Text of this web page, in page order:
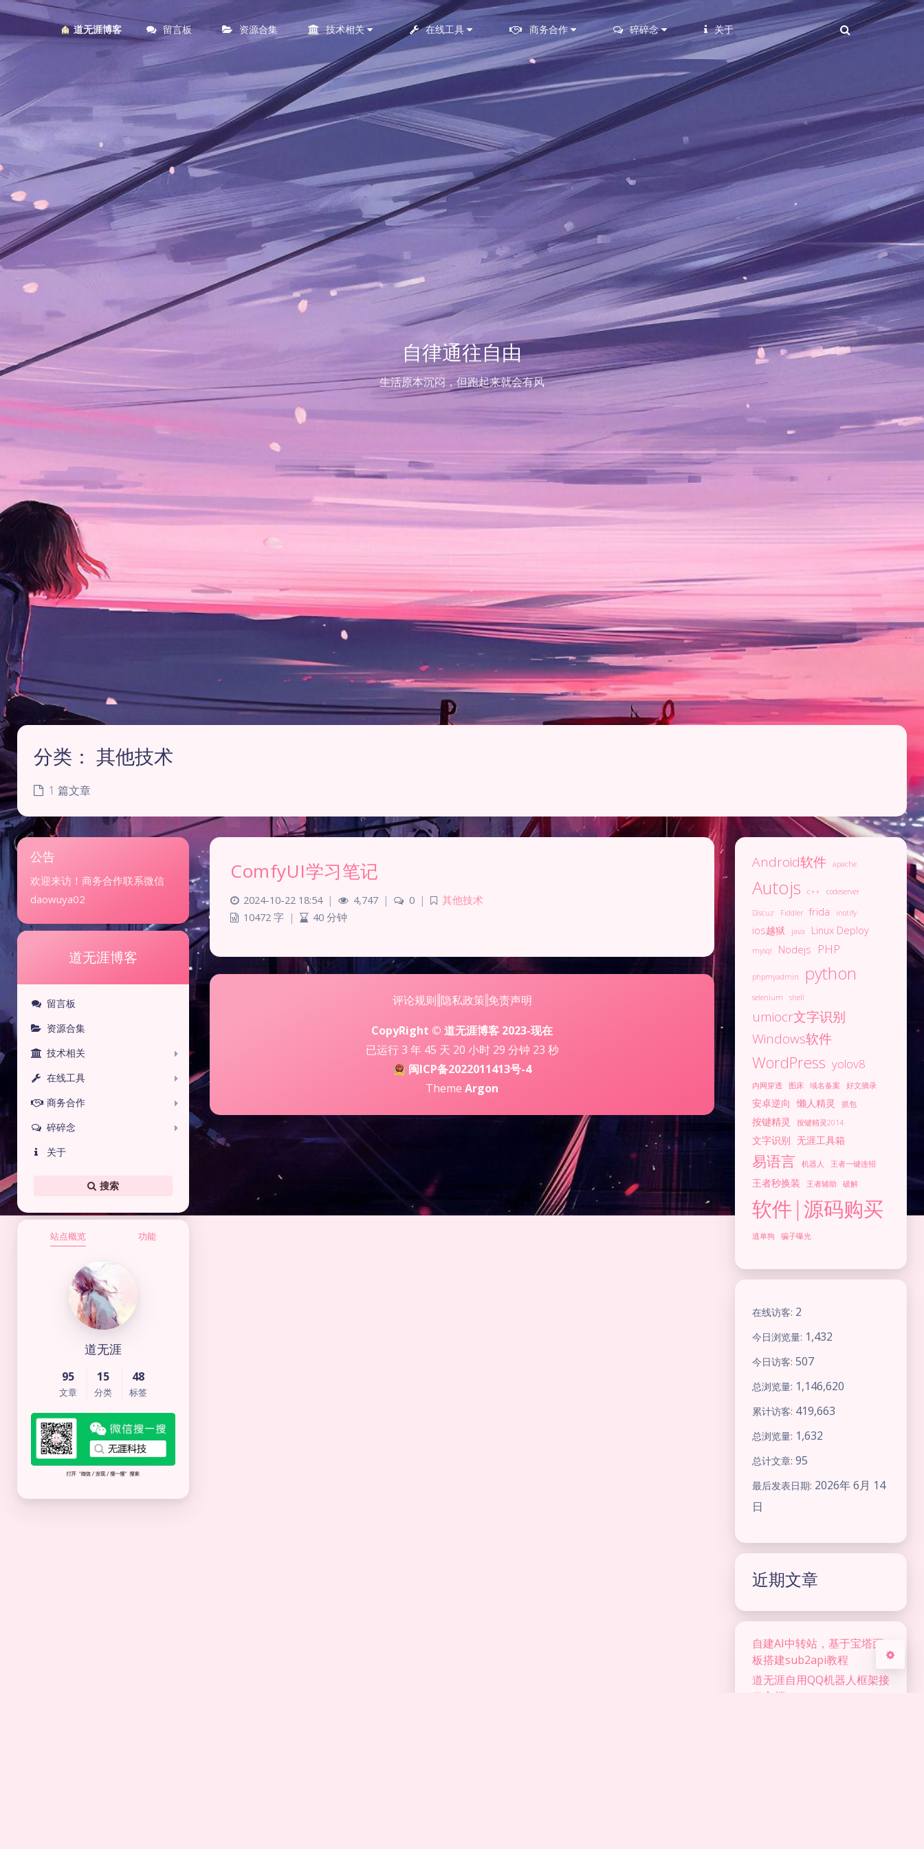
︎ 道无涯博客 留言板 资源合集 技术相关 在线工具 商务合作 碎碎念 关于
自律通往自由
生活原本沉闷，但跑起来就会有风
Sans Serif Serif
分类： 其他技术
1 篇文章
公告
欢迎来访！商务合作联系微信
daowuya02
道无涯博客
留言板
资源合集
技术相关
在线工具
商务合作
碎碎念
关于
搜索
站点概览 功能
道无涯
95
文章
15
分类
48
标签
Android软件 apache
Autojs c++ codeserver
Discuz Fiddler frida inotify
ios越狱 java Linux Deploy
mysql Nodejs PHP
phpmyadmin python
selenium shell
umiocr文字识别
Windows软件
WordPress yolov8
内网穿透 图床 域名备案 好文摘录
安卓逆向 懒人精灵 抓包
按键精灵 按键精灵2014
文字识别 无涯工具箱
易语言 机器人 王者一键连招
王者秒换装 王者辅助 破解
软件|源码购买
逃单狗 骗子曝光
在线访客: 2
今日浏览量: 1,432
今日访客: 507
总浏览量: 1,146,620
累计访客: 419,663
总浏览量: 1,632
总计文章: 95
最后发表日期: 2026年 6月 14
日
近期文章
自建AI中转站，基于宝塔面
板搭建sub2api教程
道无涯自用QQ机器人框架接
口文档
ComfyUI学习笔记
2024-10-22 18:54 | 4,747 | 0 |
其他技术
10472 字 | 40 分钟
评论规则 隐私政策 免责声明
CopyRight © 道无涯博客 2023-现在
已运行 3 年 45 天 20 小时 29 分钟 25 秒
闽ICP备2022011413号-4
Theme Argon